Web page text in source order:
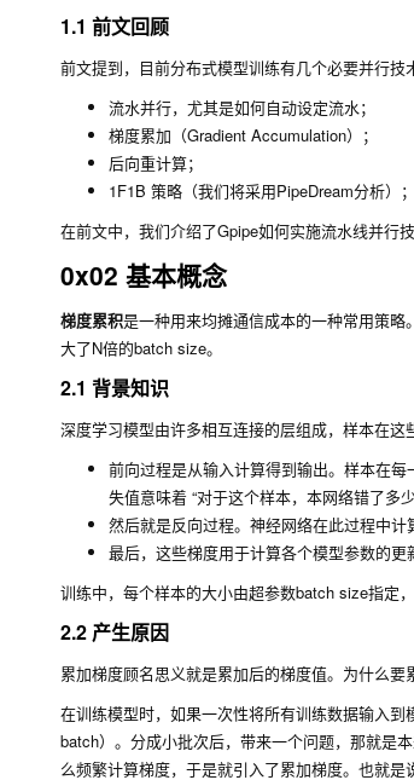
1.1 前文回顾
前文提到，目前分布式模型训练有几个必要并行技
流水并行，尤其是如何自动设定流水；
梯度累加（Gradient Accumulation）；
后向重计算；
1F1B 策略（我们将采用PipeDream分析）；
在前文中，我们介绍了Gpipe如何实施流水线并行
0x02 基本概念
梯度累积是一种用来均摊通信成本的一种常用策略
大了N倍的batch size。
2.1 背景知识
深度学习模型由许多相互连接的层组成，样本在这
前向过程是从输入计算得到输出。样本在
失值意味着 “对于这个样本，本网络错了多少
然后就是反向过程。神经网络在此过程中
最后，这些梯度用于计算各个模型参数的更
训练中，每个样本的大小由超参数batch size指定
2.2 产生原因
累加梯度顾名思义就是累加后的梯度值。为什么要
在训练模型时，如果一次性将所有训练数据输入
batch）。分成小批次后，带来一个问题，那就是
么频繁计算梯度，于是就引入了累加梯度。也就是